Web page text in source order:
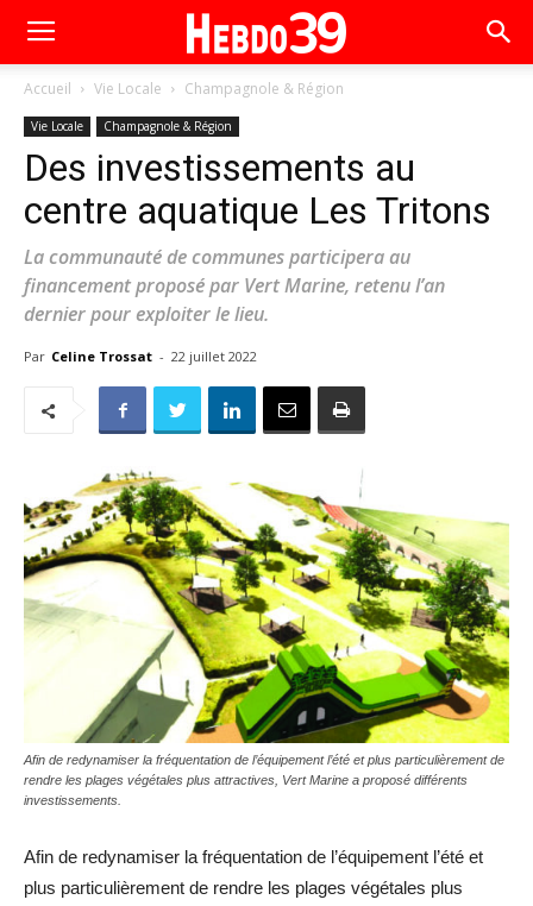
Accueil Vie Locale Champagnole & Région
Vie Locale Champagnole & Région
Des investissements au
centre aquatique Les Tritons
La communauté de communes participera au
financement proposé par Vert Marine, retenu l’an
dernier pour exploiter le lieu.
Par Celine Trossat - 22 juillet 2022
Afin de redynamiser la fréquentation de l’équipement l’été et plus particulièrement de
rendre les plages végétales plus attractives, Vert Marine a proposé différents
investissements.
Afin de redynamiser la fréquentation de l’équipement l’été et
plus particulièrement de rendre les plages végétales plus